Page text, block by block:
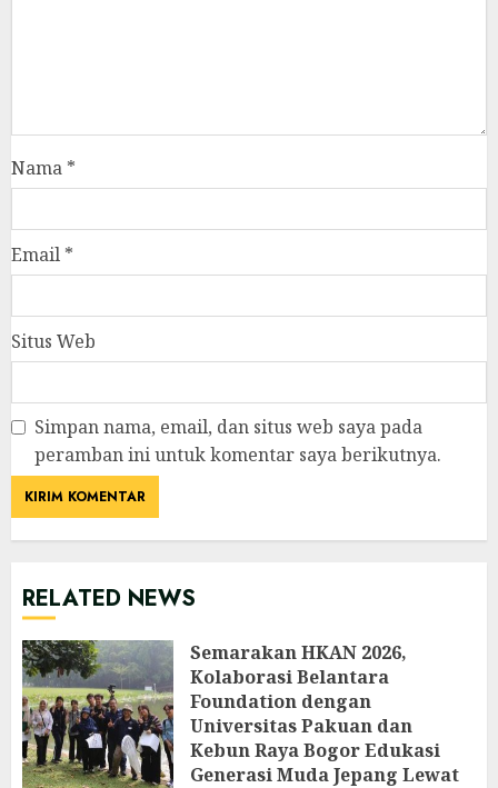
Nama *
Email *
Situs Web
Simpan nama, email, dan situs web saya pada
peramban ini untuk komentar saya berikutnya.
RELATED NEWS
Semarakan HKAN 2026,
Kolaborasi Belantara
Foundation dengan
Universitas Pakuan dan
Kebun Raya Bogor Edukasi
Generasi Muda Jepang Lewat